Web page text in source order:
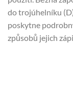
do trojúhelníku
poskytne
způsobů jejich